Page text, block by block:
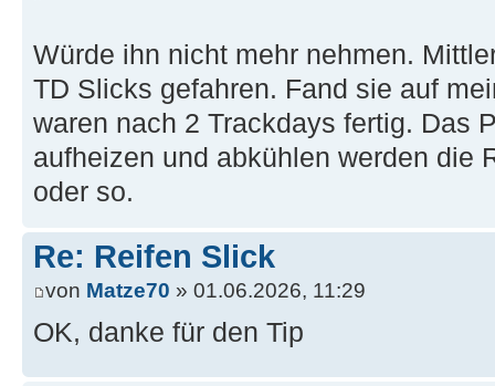
Würde ihn nicht mehr nehmen.
TD Slicks gefahren. Fand sie auf
waren nach 2 Trackdays fertig. Das
aufheizen und abkühlen werden die
oder so.
Re: Reifen Slick
von Matze70 » 01.06.2026, 11:29
OK, danke für den Tip